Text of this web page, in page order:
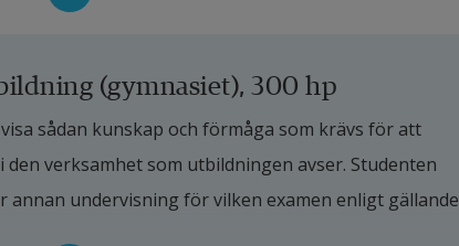
krävs för yrkesutövningen, inbegripet såväl överblick
som fördjupade kunskaper inom vissa delar av
och utvecklingsarbete,
(gymnasiet), 300 hp
sådan kunskap och förmåga som krävs för att
verksamhet som utbildningen avser. Studenten
annan undervisning för vilken examen enligt gällande